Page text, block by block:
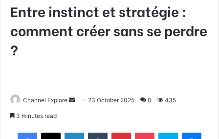
Entre instinct et stratégie :
comment créer sans se perdre
?
Channel Explore 23 October 2025 0 435
3 minutes read